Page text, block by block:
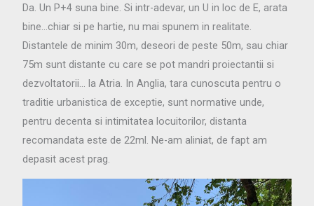
Da. Un P+4 suna bine. Si intr-adevar, un U in loc de E, arata
bine…chiar si pe hartie, nu mai spunem in realitate.
Distantele de minim 30m, deseori de peste 50m, sau chiar
75m sunt distante cu care se pot mandri proiectantii si
dezvoltatorii… la Atria. In Anglia, tara cunoscuta pentru o
traditie urbanistica de exceptie, sunt normative unde,
pentru decenta si intimitatea locuitorilor, distanta
recomandata este de 22ml. Ne-am aliniat, de fapt am
depasit acest prag.